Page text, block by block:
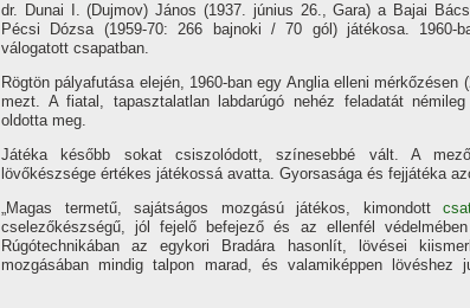
dr. Dunai I. (Dujmov) János (1937. június 26., Gara) a Bajai
Pécsi Dózsa (1959-70: 266 bajnoki / 70 gól) játékosa. 1960-
válogatott csapatban.
Rögtön pályafutása elején, 1960-ban egy Anglia elleni mérkőzésen
mezt. A fiatal, tapasztalatlan labdarúgó nehéz feladatát
oldotta meg.
Játéka később sokat csiszolódott, szí­nesebbé vált. A
lövőkészsége értékes játékossá avatta. Gyorsasága és fejjátéka
„Magas termetű, sajátságos mozgású játékos, kimondott
cselezőkészségű, jól fejelő befejező és az ellenfél
Rúgótechnikában az egykori Bradára hasonlí­t, lövései
mozgásá­ban mindig talpon marad, és valamiképpen